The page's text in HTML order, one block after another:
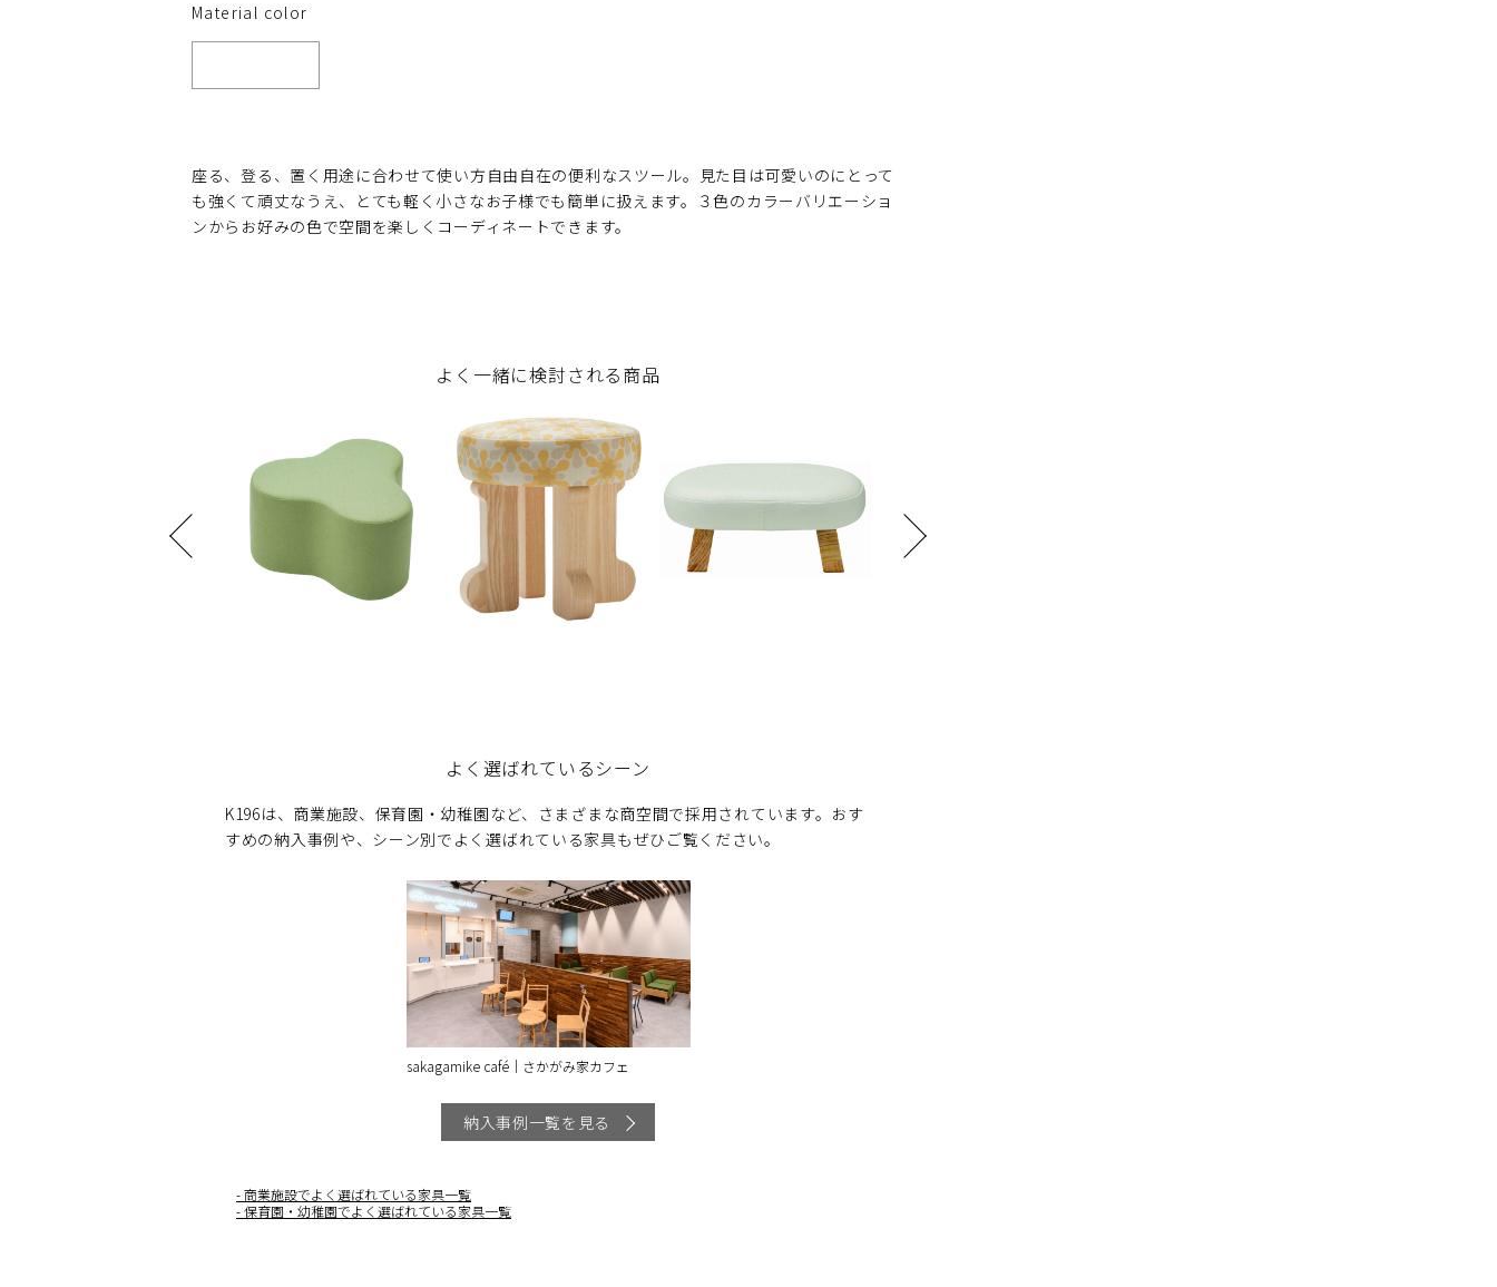
Material color
座る、登る、置く用途に合わせて使い方自由自在の便利なスツール。見た目は可愛いのにとって
も強くて頑丈なうえ、とても軽く小さなお子様でも簡単に扱えます。３色のカラーバリエーショ
ンからお好みの色で空間を楽しくコーディネートできます。
よく一緒に検討される商品
よく選ばれているシーン
K196は、商業施設、保育園・幼稚園など、さまざまな商空間で採用されています。おす
すめの納入事例や、シーン別でよく選ばれている家具もぜひご覧ください。
sakagamike café｜さかがみ家カフェ
納入事例一覧を見る
商業施設でよく選ばれている家具一覧
保育園・幼稚園でよく選ばれている家具一覧